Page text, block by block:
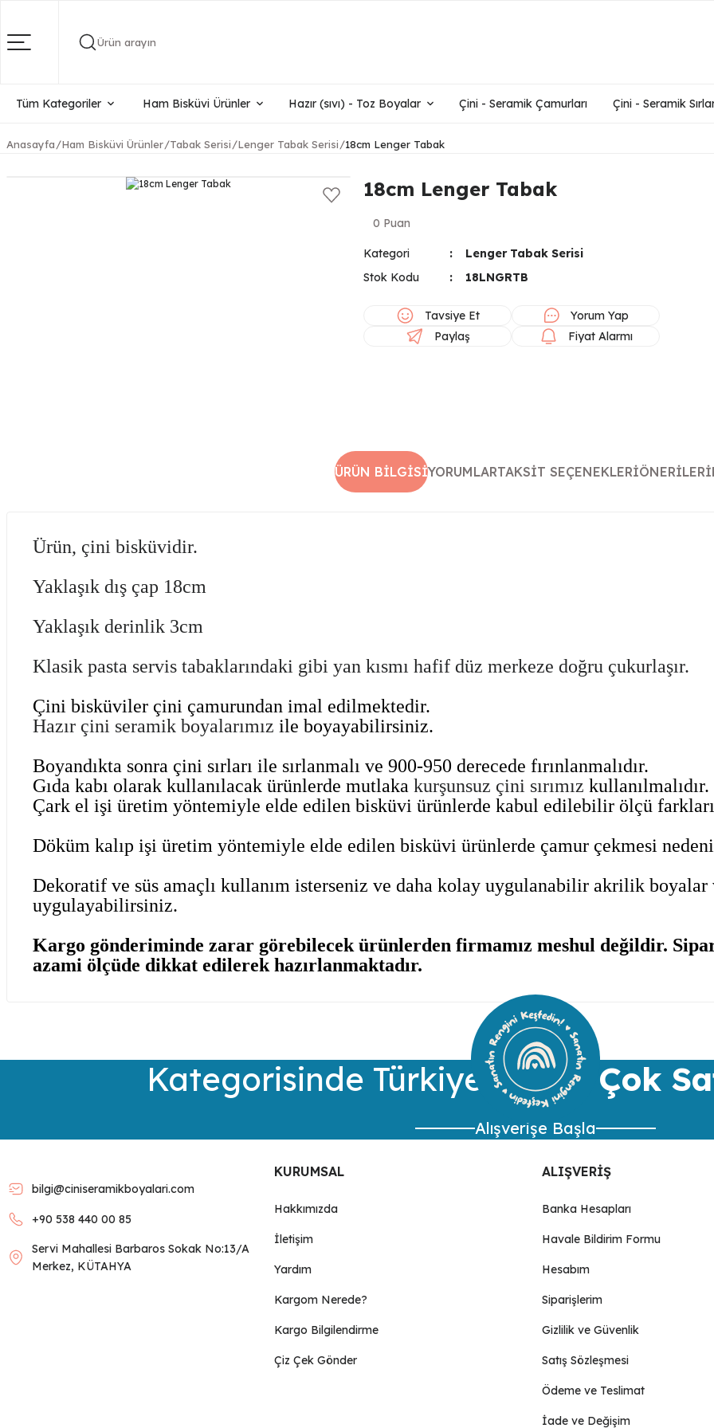
Ürün arayın
Tüm Kategoriler Ham Bisküvi Ürünler Hazır (sıvı) - Toz Boyalar Çini - Seramik Çamurları Çini - Seramik
Anasayfa Ham Bisküvi Ürünler Tabak Serisi Lenger Tabak Serisi 18cm Lenger Tabak
18cm Lenger Tabak
0 Puan
Kategori
Lenger Tabak Serisi
Stok Kodu
18LNGRTB
Tavsiye Et
Yorum Yap
Paylaş
Fiyat Alarmı
ÜRÜN BILGISIYORUMLARTAKSIT SEÇENEKLERI
Ürün, çini bisküvidir.
Yaklaşık dış çap 18cm
Yaklaşık derinlik 3cm
Klasik pasta servis tabaklarındaki gibi yan kısmı hafif düz merkeze doğru çukurlaşır.
Çini bisküviler çini çamurundan imal edilmektedir.
Hazır çini seramik boyalarımız ile boyayabilirsiniz.
Boyandıkta sonra çini sırları ile sırlanmalı ve 900-950 derecede fırınlanmalıdır.
Gıda kabı olarak kullanılacak ürünlerde mutlaka kurşunsuz çini sırımız kullanılmalıdır.
Çark el işi üretim yöntemiyle elde edilen bisküvi ürünlerde kabul edilebilir ölçü
Döküm kalıp işi üretim yöntemiyle elde edilen bisküvi ürünlerde çamur çekmesi
Dekoratif ve süs amaçlı kullanım isterseniz ve daha kolay uygulanabilir akrilik
uygulayabilirsiniz.
Kargo gönderiminde zarar görebilecek ürünlerden firmamız meshul değildir.
azami ölçüde dikkat edilerek hazırlanmaktadır.
Bu ürüne ilk yorumu siz yapın!
Yorum Yaz
Ürün açıklamasında eksik bilgiler bulunuyor.
Kategorisinde Türkiye’ninEn Çok
Alışverişe Başla
bilgi@ciniseramikboyalari.com
+90 538 440 00 85
Servi Mahallesi Barbaros Sokak No:13/A
Merkez, KÜTAHYA
KURUMSAL
Hakkımızda
İletişim
Yardım
Kargom Nerede?
Kargo Bilgilendirme
Çiz Çek Gönder
ALIŞVERİŞ
Banka Hesapları
Havale Bildirim Formu
Hesabım
Siparişlerim
Gizlilik ve Güvenlik
Satış Sözleşmesi
Ödeme ve Teslimat
İade ve Değişim